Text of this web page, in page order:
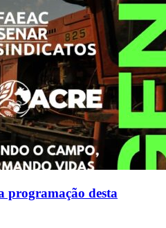
programação desta